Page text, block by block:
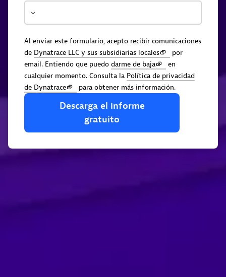
Al enviar este formulario, acepto recibir comunicaciones
de Dynatrace LLC y sus subsidiarias locales
por
email. Entiendo que puedo darme de baja
en
cualquier momento. Consulta la Política de privacidad
de Dynatrace
para obtener más información.
Descarga el informe
gratuito